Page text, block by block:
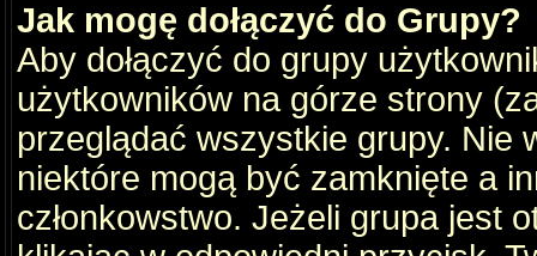
Jak mogę dołączyć do Grupy?
Aby dołączyć do grupy
użytkowników na górze strony
przeglądać wszystkie grupy. Nie
niektóre mogą być zamknięte a
członkowstwo. Jeżeli grupa jest